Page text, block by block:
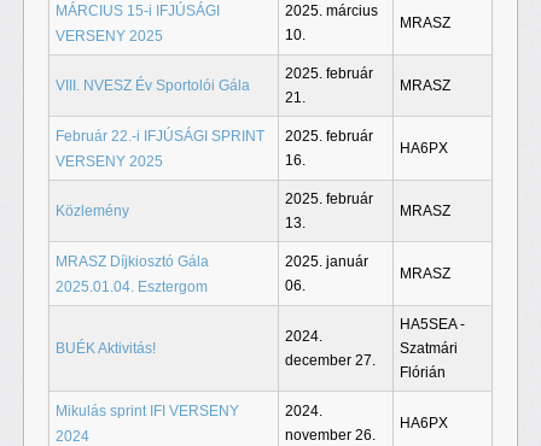
MÁRCIUS 15-i IFJÚSÁGI
VERSENY 2025
2025. március
10.
MRASZ
VIII. NVESZ Év Sportolói Gála
2025. február
21.
MRASZ
Február 22.-i IFJÚSÁGI SPRINT
VERSENY 2025
2025. február
16.
HA6PX
Közlemény
2025. február
13.
MRASZ
MRASZ Díjkiosztó Gála
2025.01.04. Esztergom
2025. január
06.
MRASZ
BUÉK Aktivitás!
2024.
december 27.
HA5SEA -
Szatmári
Flórián
Mikulás sprint IFI VERSENY
2024
2024.
november 26.
HA6PX